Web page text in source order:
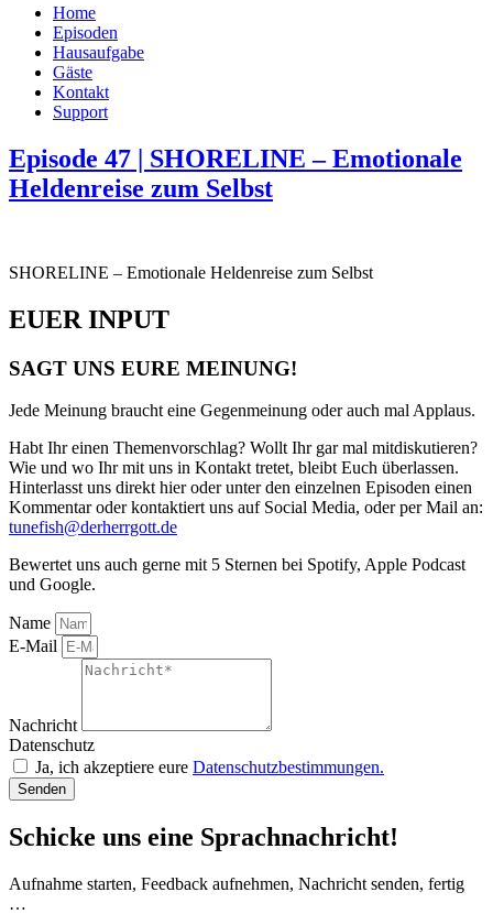
Home
Episoden
Hausaufgabe
Gäste
Kontakt
Support
Episode 47 | SHORELINE – Emotionale
Heldenreise zum Selbst
SHORELINE – Emotionale Heldenreise zum Selbst
EUER INPUT
SAGT UNS EURE MEINUNG!
Jede Meinung braucht eine Gegenmeinung oder auch mal Applaus.
Habt Ihr einen Themenvorschlag? Wollt Ihr gar mal mitdiskutieren?
Wie und wo Ihr mit uns in Kontakt tretet, bleibt Euch überlassen.
Hinterlasst uns direkt hier oder unter den einzelnen Episoden einen
Kommentar oder kontaktiert uns auf Social Media, oder per Mail an:
tunefish@derherrgott.de
Bewertet uns auch gerne mit 5 Sternen bei Spotify, Apple Podcast
und Google.
Name
E-Mail
Nachricht
Datenschutz
Ja, ich akzeptiere eure Datenschutzbestimmungen.
Senden
Schicke uns eine Sprachnachricht!
Aufnahme starten, Feedback aufnehmen, Nachricht senden, fertig
…